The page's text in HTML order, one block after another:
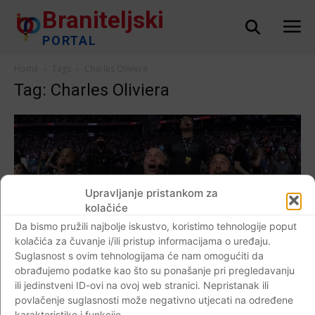
Upravljanje pristankom za
kolačiće
Da bismo pružili najbolje iskustvo, koristimo tehnologije poput
kolačića za čuvanje i/ili pristup informacijama o uređaju.
Suglasnost s ovim tehnologijama će nam omogućiti da
obrađujemo podatke kao što su ponašanje pri pregledavanju
ili jedinstveni ID-ovi na ovoj web stranici. Nepristanak ili
povlačenje suglasnosti može negativno utjecati na određene
Braniteljski
PORTAL
Tag: Charles Oliviera
AKTUALNO
VIDEO: UFC dobio Khabibova nasljednika u
spektakularnom nokautu. Svi su se divili
majstorijama kojim je Oliviera poslao